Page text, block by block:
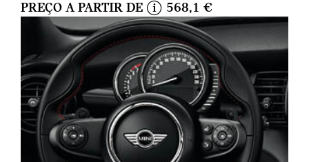
PREÇO A PARTIR DE
i
n
f
o
568,1 €